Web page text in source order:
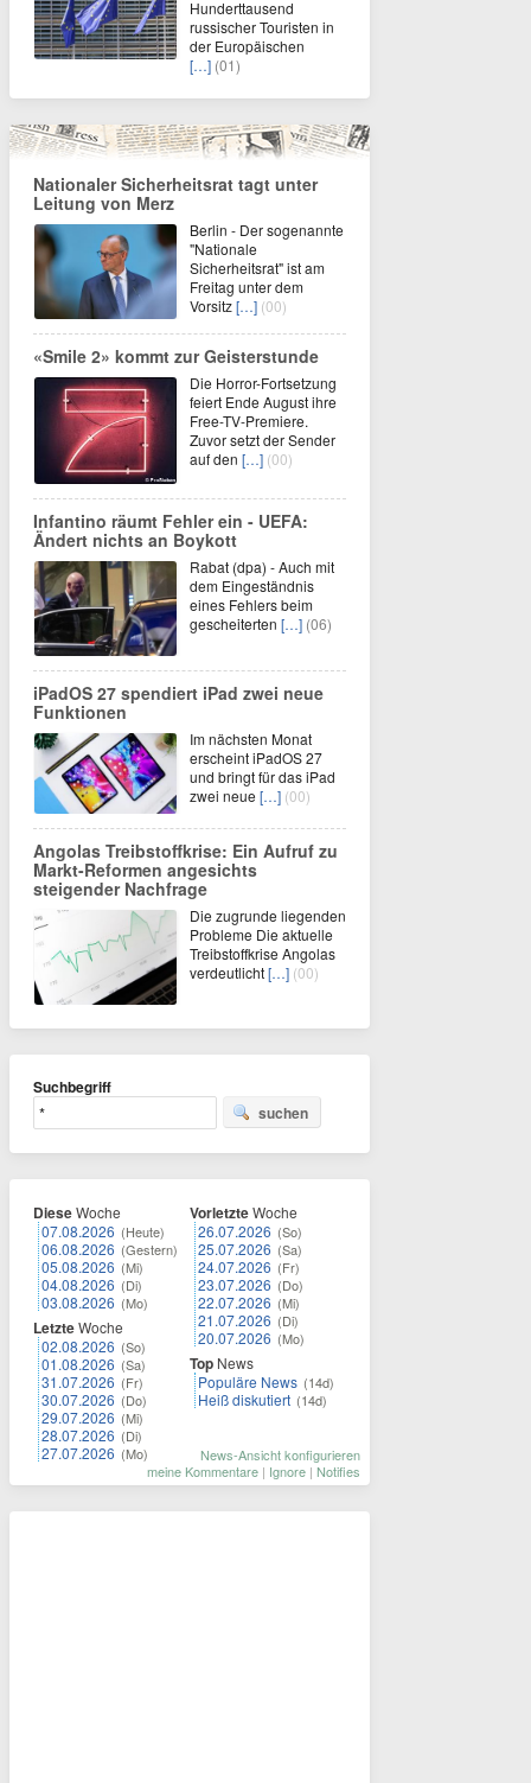
Hunderttausend
russischer Touristen in
der Europäischen
[…] (01)
Nationaler Sicherheitsrat tagt unter
Leitung von Merz
Berlin - Der sogenannte
"Nationale
Sicherheitsrat" ist am
Freitag unter dem
Vorsitz[…] (00)
«Smile 2» kommt zur Geisterstunde
Die Horror-Fortsetzung
feiert Ende August ihre
Free-TV-Premiere.
Zuvor setzt der Sender
auf den […] (00)
Infantino räumt Fehler ein - UEFA:
Ändert nichts an Boykott
Rabat (dpa) - Auch mit
dem Eingeständnis
eines Fehlers beim
gescheiterten […] (06)
iPadOS 27 spendiert iPad zwei neue
Funktionen
Im nächsten Monat
erscheint iPadOS 27
und bringt für das iPad
zwei neue […] (00)
Angolas Treibstoffkrise: Ein Aufruf zu
Markt-Reformen angesichts
steigender Nachfrage
Die zugrunde liegenden
Probleme Die aktuelle
Treibstoffkrise Angolas
verdeutlicht[…] (00)
Suchbegriff
suchen
DieseWoche
07.08.2026 (Heute)
06.08.2026 (Gestern)
05.08.2026 (Mi)
04.08.2026 (Di)
03.08.2026 (Mo)
LetzteWoche
02.08.2026 (So)
01.08.2026 (Sa)
31.07.2026 (Fr)
30.07.2026 (Do)
29.07.2026 (Mi)
28.07.2026 (Di)
27.07.2026 (Mo)
VorletzteWoche
26.07.2026 (So)
25.07.2026 (Sa)
24.07.2026 (Fr)
23.07.2026 (Do)
22.07.2026 (Mi)
21.07.2026 (Di)
20.07.2026 (Mo)
Top News
Populäre News (14d)
Heiß diskutiert (14d)
News-Ansicht konfigurieren
meine Kommentare | Ignore | Notifies